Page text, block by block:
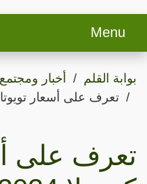
Menu
بوابة القلم
أخبار ومجتمع
تعرف على أسعار تويوتا كورولا 2024
تعرف على